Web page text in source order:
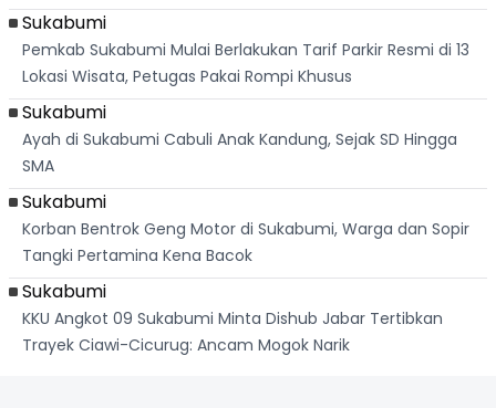
Sukabumi
Pemkab Sukabumi Mulai Berlakukan Tarif Parkir Resmi di 13
Lokasi Wisata, Petugas Pakai Rompi Khusus
Sukabumi
Ayah di Sukabumi Cabuli Anak Kandung, Sejak SD Hingga
SMA
Sukabumi
Korban Bentrok Geng Motor di Sukabumi, Warga dan Sopir
Tangki Pertamina Kena Bacok
Sukabumi
KKU Angkot 09 Sukabumi Minta Dishub Jabar Tertibkan
Trayek Ciawi-Cicurug: Ancam Mogok Narik